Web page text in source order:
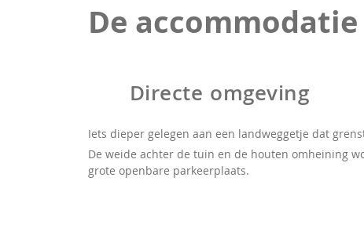
De accommodatie
Directe omgeving
Iets dieper gelegen aan een landweggetje dat
De weide achter de tuin en de houten omheining
grote openbare parkeerplaats.